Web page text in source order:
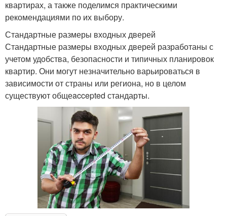
квартирах, а также поделимся практическими
рекомендациями по их выбору.
Стандартные размеры входных дверей
Стандартные размеры входных дверей разработаны с
учетом удобства, безопасности и типичных планировок
квартир. Они могут незначительно варьироваться в
зависимости от страны или региона, но в целом
существуют общеaccepted стандарты.